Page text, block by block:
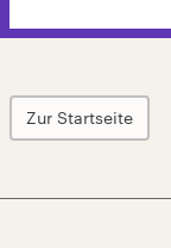
Zur Startseite